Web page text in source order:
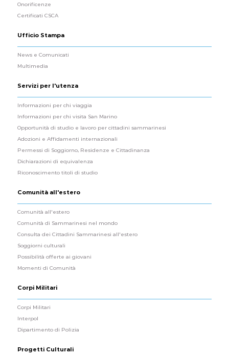
Onorificenze
Certificati CSCA
Ufficio Stampa
News e Comunicati
Multimedia
Servizi per l'utenza
Informazioni per chi viaggia
Informazioni per chi visita San Marino
Opportunità di studio e lavoro per cittadini sammarinesi
Adozioni e Affidamenti internazionali
Permessi di Soggiorno, Residenze e Cittadinanza
Dichiarazioni di equivalenza
Riconoscimento titoli di studio
Comunità all'estero
Comunità all'estero
Comunità di Sammarinesi nel mondo
Consulta dei Cittadini Sammarinesi all'estero
Soggiorni culturali
Possibilità offerte ai giovani
Momenti di Comunità
Corpi Militari
Corpi Militari
Interpol
Dipartimento di Polizia
Progetti Culturali